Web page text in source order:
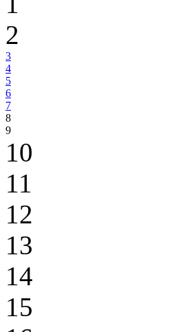
2
3
4
5
6
7
8
9
10
11
12
13
14
15